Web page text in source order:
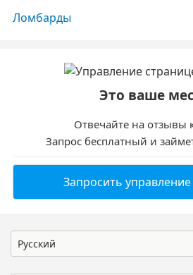
Ломбарды
Это ваше
Отвечайте на отзывы
Запрос бесплатный и
Запросить
Русский